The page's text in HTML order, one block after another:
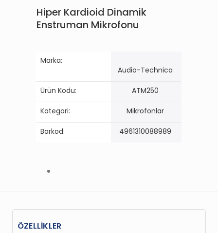
Hiper Kardioid Dinamik
Enstruman Mikrofonu
Marka:
Audio-Technica
Ürün Kodu: ATM250
Kategori: Mikrofonlar
Barkod: 4961310088989
ÖZELLİKLER